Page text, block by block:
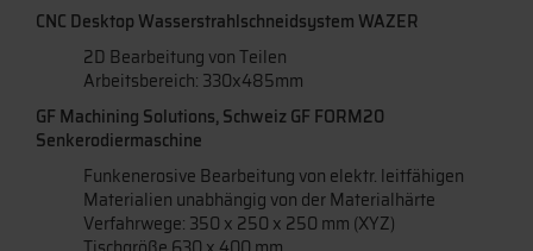
CNC Desktop Wasserstrahlschneidsystem WAZER
2D Bearbeitung von Teilen
Arbeitsbereich: 330x485mm
GF Machining Solutions, Schweiz GF FORM20
Senkerodiermaschine
Funkenerosive Bearbeitung von elektr. leitfähigen
Materialien unabhängig von der Materialhärte
Verfahrwege: 350 x 250 x 250 mm (XYZ)